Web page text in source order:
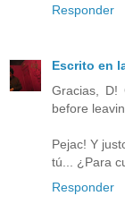
Responder
Escrito en
Gracias,
before
Pejac! Y
tú... ¿Para
Responder